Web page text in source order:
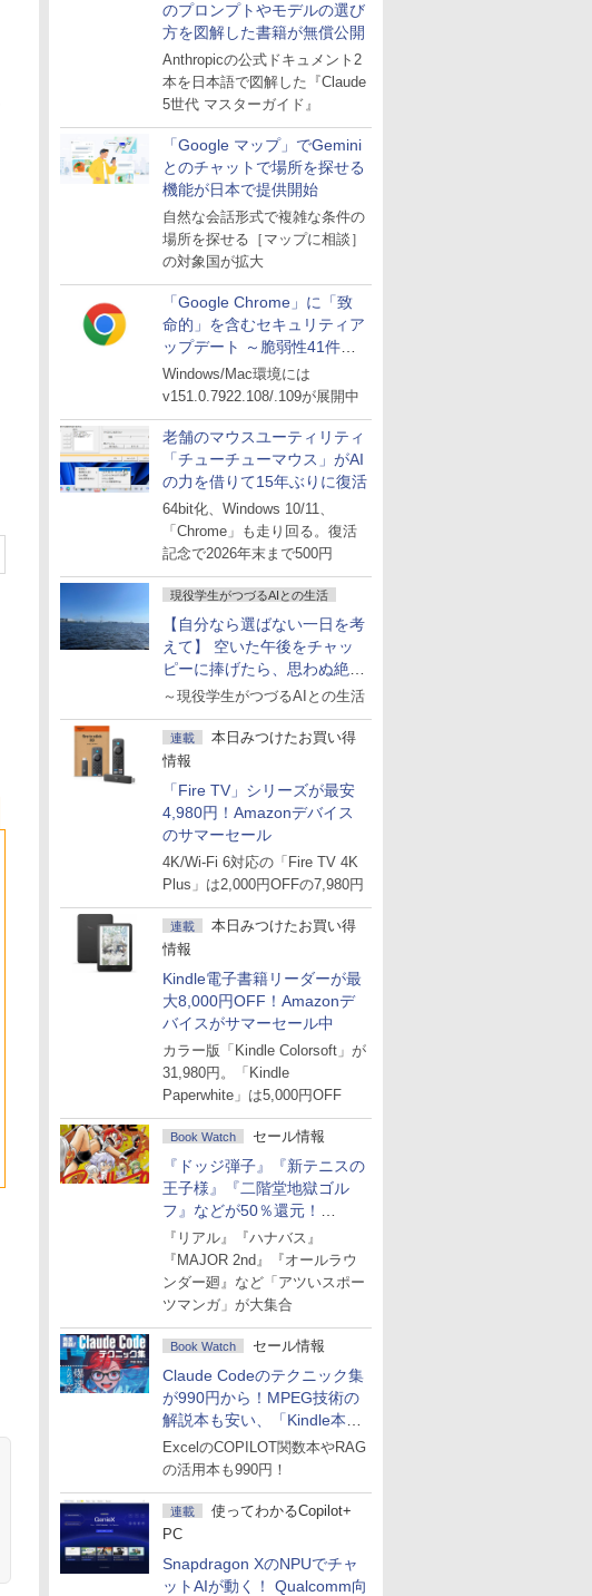
のプロンプトやモデルの選び
方を図解した書籍が無償公開
Anthropicの公式ドキュメント2
本を日本語で図解した『Claude
5世代 マスターガイド』
「Google マップ」でGemini
とのチャットで場所を探せる
機能が日本で提供開始
自然な会話形式で複雑な条件の
場所を探せる［マップに相談］
の対象国が拡大
「Google Chrome」に「致
命的」を含むセキュリティア
ップデート ～脆弱性41件に
対処
Windows/Mac環境には
v151.0.7922.108/.109が展開中
老舗のマウスユーティリティ
「チューチューマウス」がAI
の力を借りて15年ぶりに復活
64bit化、Windows 10/11、
「Chrome」も走り回る。復活
記念で2026年末まで500円
現役学生がつづるAIとの生活
【自分なら選ばない一日を考
えて】 空いた午後をチャッ
ピーに捧げたら、思わぬ絶景
に出会った話
～現役学生がつづるAIとの生活
連載
本日みつけたお買い得
情報
「Fire TV」シリーズが最安
4,980円！Amazonデバイス
のサマーセール
4K/Wi-Fi 6対応の「Fire TV 4K
Plus」は2,000円OFFの7,980円
連載
本日みつけたお買い得
情報
Kindle電子書籍リーダーが最
大8,000円OFF！Amazonデ
バイスがサマーセール中
カラー版「Kindle Colorsoft」が
31,980円。「Kindle
Paperwhite」は5,000円OFF
Book Watch セール情報
『ドッジ弾子』『新テニスの
王子様』『二階堂地獄ゴル
フ』などが50％還元！
Amazonマンガ週末セール
『リアル』『ハナバス』
『MAJOR 2nd』『オールラウ
ンダー廻』など「アツいスポー
ツマンガ」が大集合
Book Watch セール情報
Claude Codeのテクニック集
が990円から！MPEG技術の
解説本も安い、「Kindle本サ
マーセール」第2弾開始！
ExcelのCOPILOT関数本やRAG
の活用本も990円！
連載
使ってわかるCopilot+
PC
Snapdragon XのNPUでチャ
ットAIが動く！ Qualcomm向